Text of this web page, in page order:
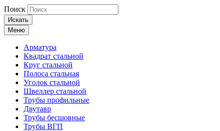
Поиск
Искать
Меню
Арматура
Квадрат стальной
Круг стальной
Полоса стальная
Уголок стальной
Швеллер стальной
Трубы профильные
Двутавр
Трубы бесшовные
Трубы ВГП